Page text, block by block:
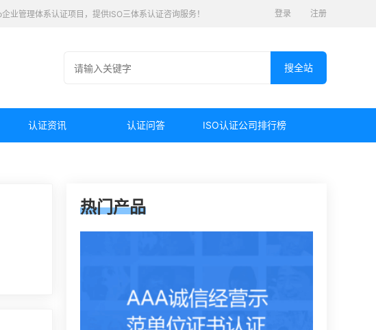
管理体系认证项目，提供ISO三体系认证咨询服务！ 登录 注册
认证资讯 认证问答 ISO认证公司排行榜
热门产品